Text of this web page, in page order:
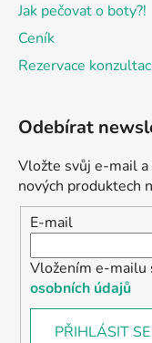
Jak pečovat o boty?!
Ceník
Rezervace
Odebírat
Vložte svůj e-mail
nových produktech
E-mail
Vložením e-mailu
osobních údajů
PŘIHLÁSIT SE